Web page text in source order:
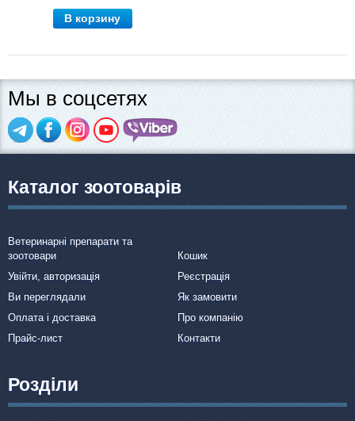
В корзину
Мы в соцсетях
Каталог зоотоварів
Ветеринарні препарати та
зоотовари
Кошик
Увійти, авторизація
Реєстрація
Ви переглядали
Як замовити
Оплата і доставка
Про компанію
Прайс-лист
Контакти
Розділи